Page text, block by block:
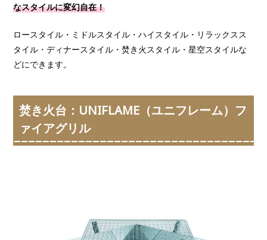
なスタイルに変幻自在！
ロースタイル・ミドルスタイル・ハイスタイル・リラックスス
タイル・ディナースタイル・焚き火スタイル・星空スタイルな
どにできます。
焚き火台：UNIFLAME（ユニフレーム）フ
ァイアグリル